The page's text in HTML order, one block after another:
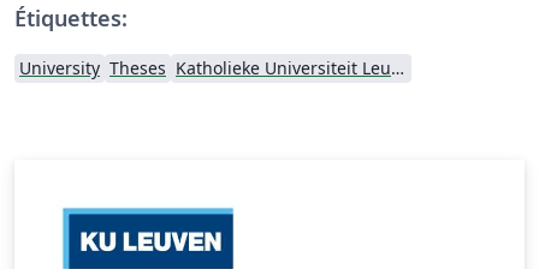
Étiquettes:
University Theses Katholieke Universiteit Leuven (KU Leuven)